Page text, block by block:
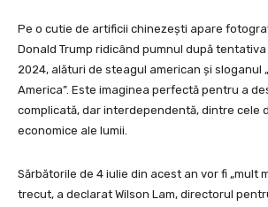
Pe o cutie de artificii chinezești apare
Donald Trump ridicând pumnul după
2024, alături de steagul american și sloganul
America”. Este imaginea perfectă pentru a
complicată, dar interdependentă, dintre cele
economice ale lumii.
Sărbătorile de 4 iulie din acest an vor fi „mult
trecut, a declarat Wilson Lam, directorul